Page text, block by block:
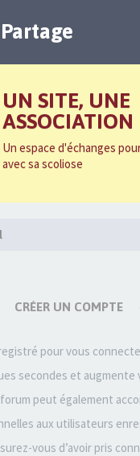
UN SITE, UNE
ASSOCIATION
Un espace d'échanges
avec sa scoliose
CRÉER UN COMPTE
pour vous
secondes et augmente
peut également
aux utilisateurs
vous d’avoir pris